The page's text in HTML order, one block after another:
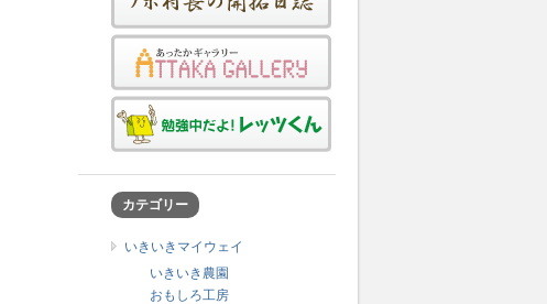
カテゴリー
いきいきマイウェイ
いきいき農園
おもしろ工房